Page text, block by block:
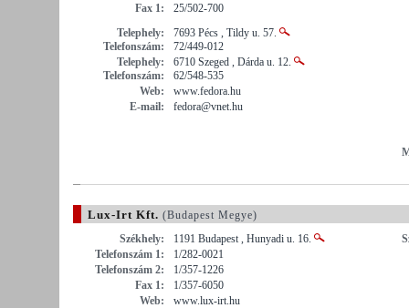
Fax 1:
25/502-700
Telephely:
7693 Pécs , Tildy u. 57.
Telefonszám:
72/449-012
Telephely:
6710 Szeged , Dárda u. 12.
Telefonszám:
62/548-535
Web:
www.fedora.hu
E-mail:
fedora@vnet.hu
Lux-Irt Kft. (Budapest Megye)
Székhely:
1191 Budapest , Hunyadi u. 16.
Telefonszám 1:
1/282-0021
Telefonszám 2:
1/357-1226
Fax 1:
1/357-6050
Web:
www.lux-irt.hu